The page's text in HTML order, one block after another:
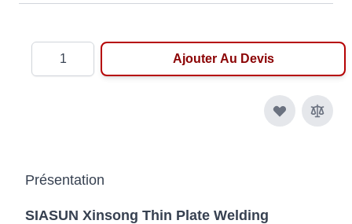
Ajouter Au Devis
Présentation
SIASUN Xinsong Thin Plate Welding